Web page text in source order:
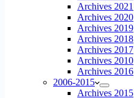
Archives 2021
Archives 2020
Archives 2019
Archives 2018
Archives 2017
Archives 2010
Archives 2016
2006-2015
Archives 2015